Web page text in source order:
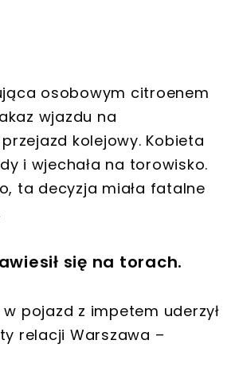
osobowym citroenem
wjazdu na
kolejowy. Kobieta
i wjechała na torowisko.
ta decyzja miała fatalne
się na torach.
pojazd z impetem uderzył
relacji Warszawa –